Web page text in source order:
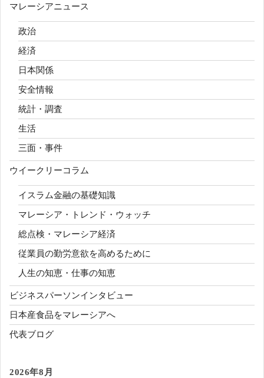
マレーシアニュース
政治
経済
日本関係
安全情報
統計・調査
生活
三面・事件
ウイークリーコラム
イスラム金融の基礎知識
マレーシア・トレンド・ウォッチ
総点検・マレーシア経済
従業員の勤労意欲を高めるために
人生の知恵・仕事の知恵
ビジネスパーソンインタビュー
日本産食品をマレーシアへ
代表ブログ
2026年8月